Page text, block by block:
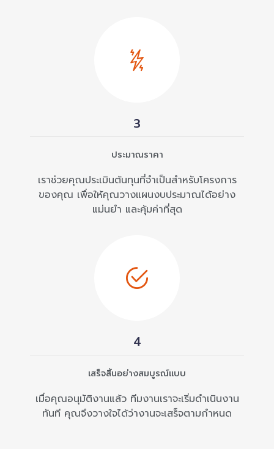
3
ประมาณราคา
เราช่วยคุณประเมินต้นทุนที่จำเป็นสำหรับโครงการ
ของคุณ เพื่อให้คุณวางแผนงบประมาณได้อย่าง
แม่นยำ และคุ้มค่าที่สุด
4
เสร็จสิ้นอย่างสมบูรณ์แบบ
เมื่อคุณอนุมัติงานแล้ว ทีมงานเราจะเริ่มดำเนินงาน
ทันที คุณจึงวางใจได้ว่างานจะเสร็จตามกำหนด